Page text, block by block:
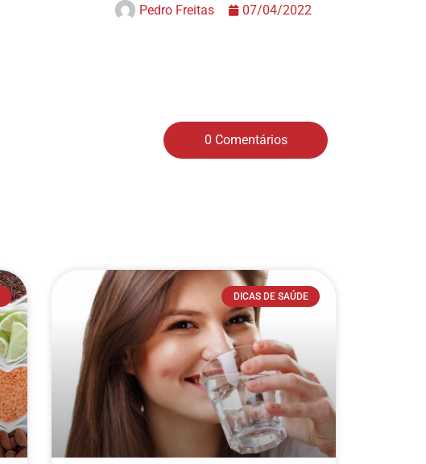
Pedro Freitas 07/04/2022
0 Comentários
DICAS DE SAÚDE